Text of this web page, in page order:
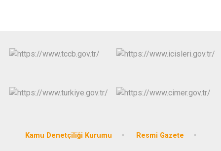
Kamu Denetçiliği Kurumu Resmi Gazete